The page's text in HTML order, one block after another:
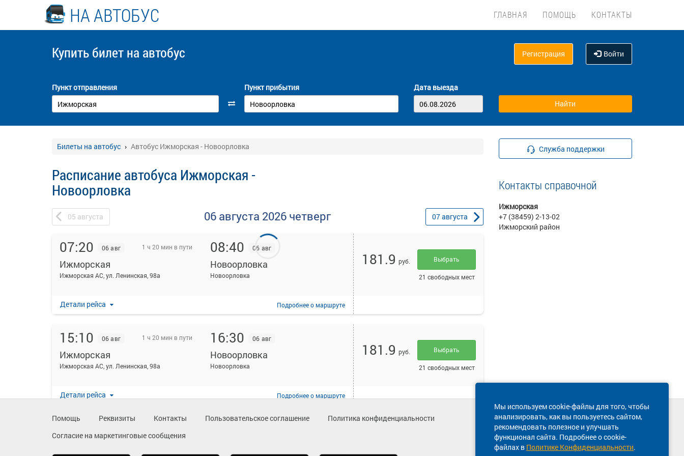
НА АВТОБУС ГЛАВНАЯ ПОМОЩЬ КОНТАКТЫ
Купить билет на автобус Регистрация Войти
Пункт отправления Пункт прибытия Дата выезда
Билеты на автобус Автобус Ижморская - Новоорловка
Расписание автобуса Ижморская -
Новоорловка
05 августа 06 августа 2026 четверг 07августа
07:20 06 авг 1 ч 20 мин в пути
Ижморская
Ижморская АС, ул. Ленинская, 98а
08:40 06 авг
Новоорловка
Новоорловка
Детали рейса Подробнеео маршруте
181.9 руб. Выбрать
21 свободных мест
15:10 06 авг 1 ч 20 мин в пути
Ижморская
Ижморская АС, ул. Ленинская, 98а
16:30 06 авг
Новоорловка
Новоорловка
Детали рейса Подробнеео маршруте
181.9 руб. Выбрать
21 свободных мест
Служба поддержки
Контакты справочной
Ижморская
+7 (38459) 2-13-02
Ижморский район
Мы используем cookie-файлы для того, чтобы
анализировать, как вы пользуетесь сайтом,
рекомендовать полезное и улучшать
функционал сайта. Подробнее о cookie-
файлах в Политике Конфиденциальности.
Помощь Реквизиты Контакты Пользовательское соглашение
Политика конфиденциальности
Согласие на маркетинговые сообщения
Техническая поддержка сайта
8 800 600-03-38